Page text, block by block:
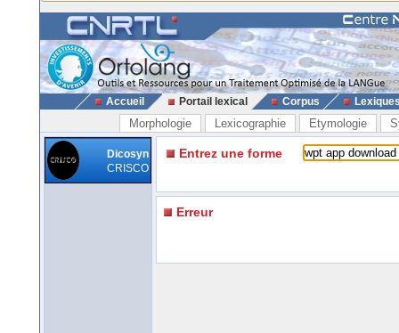
Accueil Portail lexical Corpus
Morphologie Lexicographie Etymologie
Dicosyn
CRISCO
Entrez une forme
Erreur